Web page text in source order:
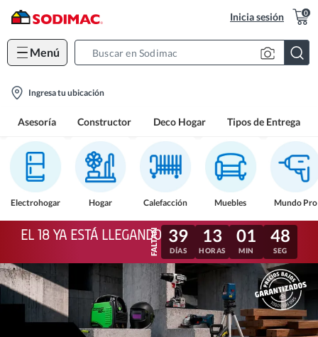
Inicia sesión 0
Menú
location-
Ingresa tu ubicación
Asesoría Constructor Deco Hogar Tipos de Entrega
Electrohogar Hogar Calefacción Muebles Mundo Pro
EL 18 YA ESTÁ LLEGANDO 39
DÍAS
13
HORAS
01
MIN
45
SEG